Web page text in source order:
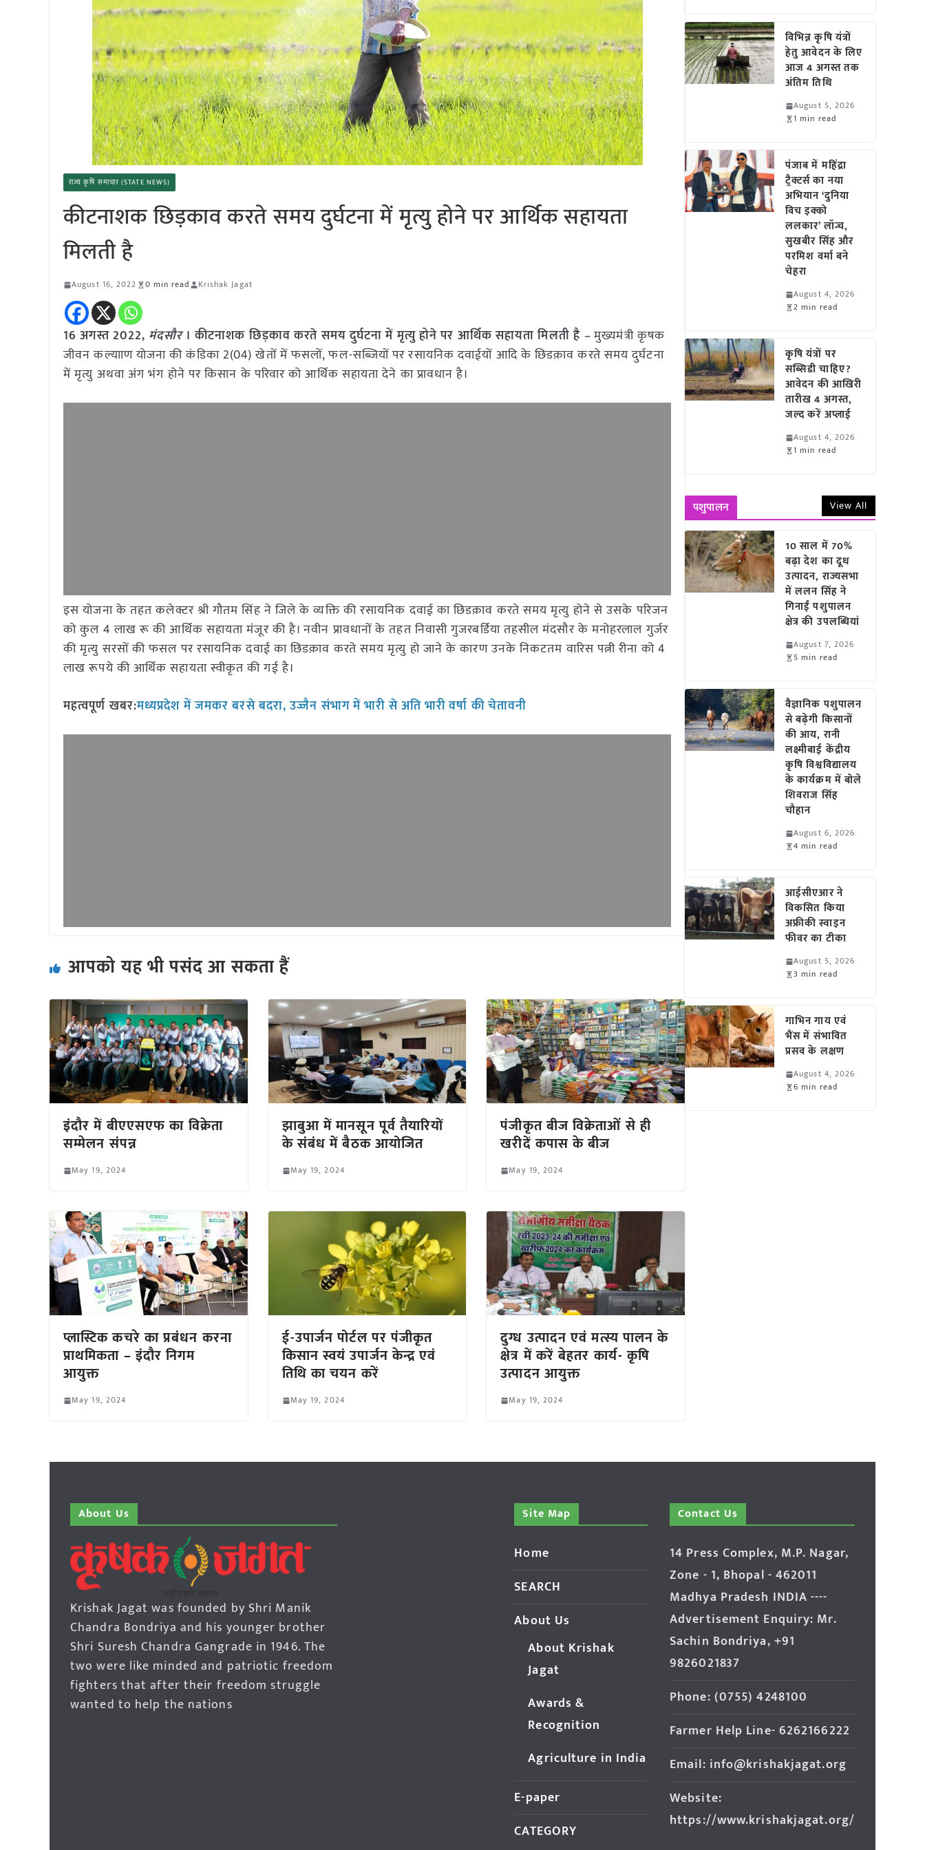
राज्य कृषि समाचार (STATE NEWS)
कीटनाशक छिड़काव करते समय दुर्घटना में मृत्यु होने पर आर्थिक सहायता
मिलती है
August 16, 2022 0 min read Krishak Jagat
16 अगस्त2022, मंदसौर। कीटनाशक छिड़काव करते समय दुर्घटना में मृत्यु होने पर आर्थिक सहायता मिलती है –मुख्यमंत्री कृषक
जीवन कल्यााण योजना की कंडिका 2(04) खेतों में फसलों, फल-सब्जियों पर रसायनिक दवाईयों आदि के छिडक़ाव करते समय दुर्घटना
में मृत्यु अथवा अंग भंग होने पर किसान के परिवार को आर्थिक सहायता देने का प्रावधान है।
इस योजना के तहत कलेक्टर श्री गौतम सिंह ने जिले के व्यक्ति की रसायनिक दवाई का छिडक़ाव करते समय मृत्यु होने से उसके परिजन
को कुल 4 लाख रू की आर्थिक सहायता मंजूर की है। नवीन प्रावधानों के तहत निवासी गुजरबर्डिया तहसील मंदसौर के मनोहरलाल गुर्जर
की मृत्यु सरसों की फसल पर रसायनिक दवाई का छिडक़ाव करते समय मृत्यु हो जाने के कारण उनके निकटतम वारिस पत्नी रीना को 4
लाख रूपये की आर्थिक सहायता स्वीकृत की गई है।
महत्वपूर्ण खबर:मध्यप्रदेश में जमकर बरसे बदरा, उज्जैन संभाग में भारी से अति भारी वर्षा की चेतावनी
आपको यह भी पसंद आ सकता हैं
इंदौर में बीएएसएफ का विक्रेता
सम्मेलन संपन्न
May 19, 2024
झाबुआ में मानसून पूर्व तैयारियों
के संबंध में बैठक आयोजित
May 19, 2024
पंजीकृत बीज विक्रेताओं से ही
खरीदें कपास के बीज
May 19, 2024
प्लास्टिक कचरे का प्रबंधन करना
प्राथमिकता – इंदौर निगम
आयुक्त
May 19, 2024
ई-उपार्जन पोर्टल पर पंजीकृत
किसान स्वयं उपार्जन केन्द्र एवं
तिथि का चयन करें
May 19, 2024
दुग्ध उत्पादन एवं मत्स्य पालन के
क्षेत्र में करें बेहतर कार्य- कृषि
उत्पादन आयुक्त
May 19, 2024
विभिन्न कृषि यंत्रों
हेतु आवेदन के लिए
आज 4 अगस्त तक
अंतिम तिथि
August 5, 2026
1 min read
पंजाब में महिंद्रा
ट्रैक्टर्स का नया
अभियान ‘दुनिया
विच इक्को
ललकार’ लॉन्च,
सुखबीर सिंह और
परमिश वर्मा बने
चेहरा
August 4, 2026
2 min read
कृषि यंत्रों पर
सब्सिडी चाहिए?
आवेदन की आखिरी
तारीख 4 अगस्त,
जल्द करें अप्लाई
August 4, 2026
1 min read
पशुपालन View All
10 साल में 70%
बढ़ा देश का दूध
उत्पादन, राज्यसभा
में ललन सिंह ने
गिनाईं पशुपालन
क्षेत्र की उपलब्धियां
August 7, 2026
5 min read
वैज्ञानिक पशुपालन
से बढ़ेगी किसानों
की आय, रानी
लक्ष्मीबाई केंद्रीय
कृषि विश्वविद्यालय
के कार्यक्रम में बोले
शिवराज सिंह
चौहान
August 6, 2026
4 min read
आईसीएआर ने
विकसित किया
अफ्रीकी स्वाइन
फीवर का टीका
August 5, 2026
3 min read
गाभिन गाय एवं
भैंस में संभावित
प्रसव के लक्षण
August 4, 2026
6 min read
About Us
Krishak Jagat was founded by Shri Manik
Chandra Bondriya and his younger brother
Shri Suresh Chandra Gangrade in 1946. The
two were like minded and patriotic freedom
fighters that after their freedom struggle
wanted to help the nations
Site Map
Home
SEARCH
About Us
About Krishak
Jagat
Awards &
Recognition
Agriculture in India
E-paper
CATEGORY
Contact Us
14 Press Complex, M.P. Nagar,
Zone - 1, Bhopal - 462011
Madhya Pradesh INDIA ----
Advertisement Enquiry: Mr.
Sachin Bondriya, +91
9826021837
Phone: (0755) 4248100
Farmer Help Line- 6262166222
Email: info@krishakjagat.org
Website:
https://www.krishakjagat.org/